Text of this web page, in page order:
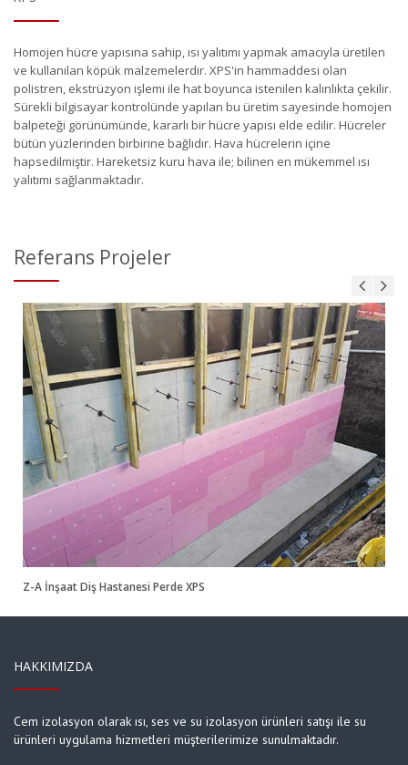
Homojen hücre yapısına sahip, ısı yalıtımı yapmak amacıyla üretilen
ve kullanılan köpük malzemelerdir. XPS'in hammaddesi olan
polistren, ekstrüzyon işlemi ile hat boyunca istenilen kalınlıkta çekilir.
Sürekli bilgisayar kontrolünde yapılan bu üretim sayesinde homojen
balpeteği görünümünde, kararlı bir hücre yapısı elde edilir. Hücreler
bütün yüzlerinden birbirine bağlıdır. Hava hücrelerin içine
hapsedilmiştir. Hareketsiz kuru hava ile; bilinen en mükemmel ısı
yalıtımı sağlanmaktadır.
Referans Projeler
Z-A İnşaat Diş Hastanesi Perde XPS
Saldan İnşaat
Arwen İstanbul XPS
HAKKIMIZDA
Cem izolasyon olarak ısı, ses ve su izolasyon ürünleri satışı ile su
ürünleri uygulama hizmetleri müşterilerimize sunulmaktadır.